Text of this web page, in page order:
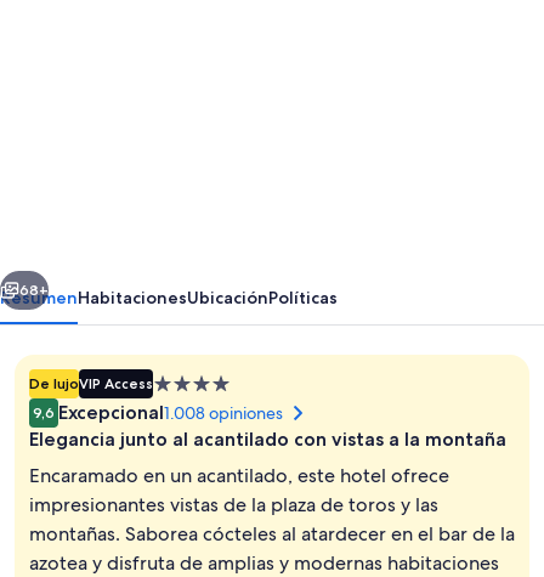
Fachada de la propiedad por la tarde
Siguiente
68+
ResumenHabitacionesUbicaciónPolíticas
De lujoVIP AccessPropiedad
de
4.0
9,6 Excepcional1.008 opiniones
Elegancia junto al acantilado con vistas a la montaña
Encaramado en un acantilado, este hotel ofrece
impresionantes vistas de la plaza de toros y las
montañas. Saborea cócteles al atardecer en el bar de la
azotea y disfruta de amplias y modernas habitaciones